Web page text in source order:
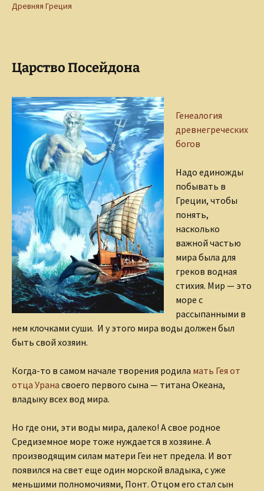
Древняя Греция
Царство Посейдона
Генеалогия
древнегреческих
богов
Надо единожды
побывать в
Греции, чтобы
понять,
насколько
важной частью
мира была для
греков водная
стихия. Мир — это
море с
рассыпанными в
нем клочками суши. И у этого мира воды должен был
быть свой хозяин.
Когда-то в самом начале творения родила мать Гея от
отца Урана своего первого сына — титана Океана,
владыку всех вод мира.
Но где они, эти воды мира, далеко! А свое родное
Средиземное море тоже нуждается в хозяине. А
производящим силам матери Геи нет предела. И вот
появился на свет еще один морской владыка, с уже
меньшими полномочиями, Понт. Отцом его стал сын